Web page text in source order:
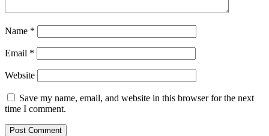
Name *
Email *
Website
Save my name, email, and website in this browser for the next
time I comment.